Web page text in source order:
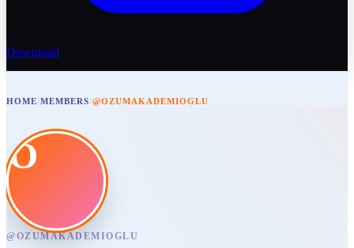
Download
HOME/MEMBERS/@OZUMAKADEMIOGLU
Ö
@OZUMAKADEMIOGLU